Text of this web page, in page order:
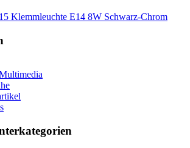
Klemmleuchte E14 8W Schwarz-Chrom